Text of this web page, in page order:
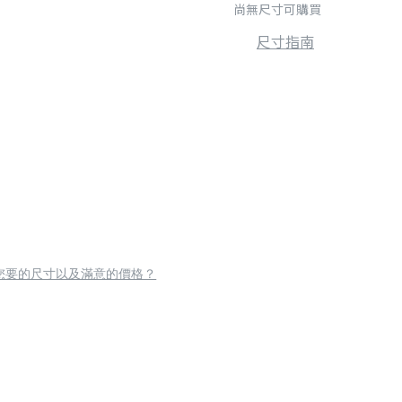
尚無尺寸可購買
尺寸指南
要的尺寸以及滿意的價格？